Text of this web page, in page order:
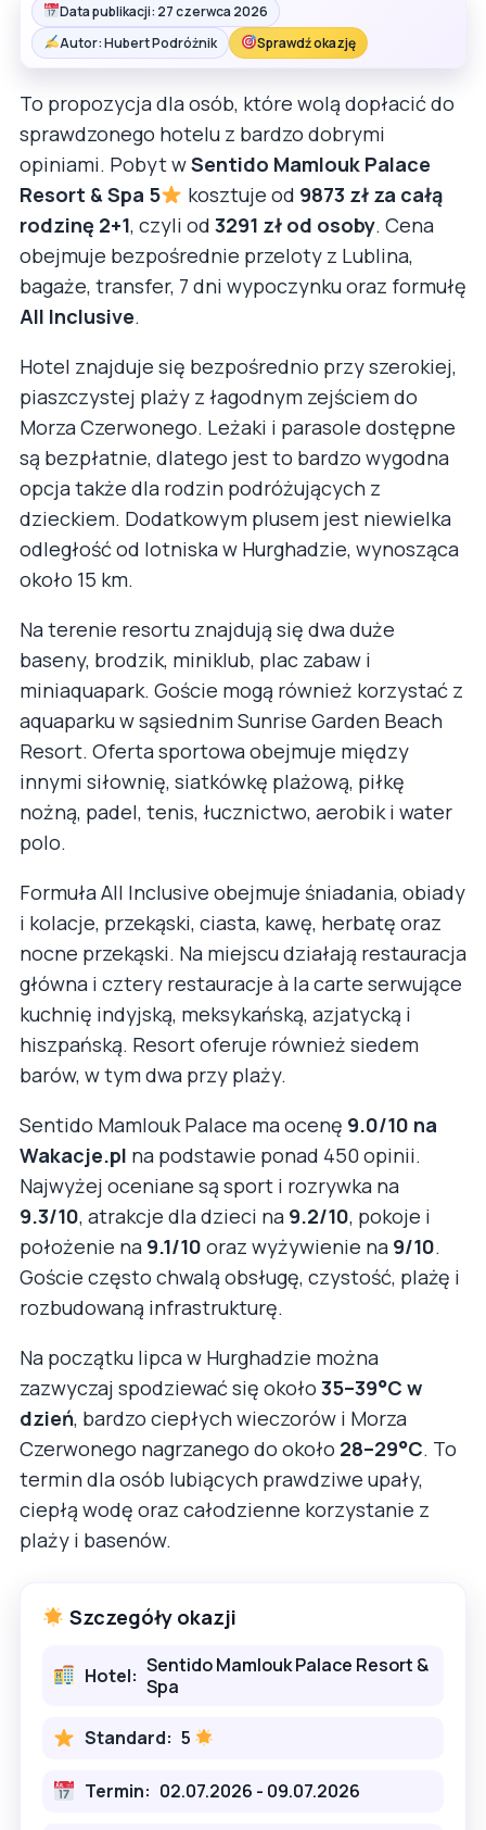
Data publikacji: 27 czerwca 2026
Autor: Hubert Podróżnik
Sprawdź okazję
To propozycja dla osób, które wolą dopłacić do
sprawdzonego hotelu z bardzo dobrymi
opiniami. Pobyt wSentido Mamlouk Palace
Resort & Spa 5
kosztuje od 9873 zł za całą
rodzinę 2+1, czyli od 3291 zł od osoby. Cena
obejmuje bezpośrednie przeloty z Lublina,
bagaże, transfer, 7 dni wypoczynku oraz formułę
All Inclusive.
Hotel znajduje się bezpośrednio przy szerokiej,
piaszczystej plaży z łagodnym zejściem do
Morza Czerwonego. Leżaki i parasole dostępne
są bezpłatnie, dlatego jest to bardzo wygodna
opcja także dla rodzin podróżujących z
dzieckiem. Dodatkowym plusem jest niewielka
odległość od lotniska w Hurghadzie, wynosząca
około 15 km.
Na terenie resortu znajdują się dwa duże
baseny, brodzik, miniklub, plac zabaw i
miniaquapark. Goście mogą również korzystać z
aquaparku w sąsiednim Sunrise Garden Beach
Resort. Oferta sportowa obejmuje między
innymi siłownię, siatkówkę plażową, piłkę
nożną, padel, tenis, łucznictwo, aerobik i water
polo.
Formuła All Inclusive obejmuje śniadania, obiady
i kolacje, przekąski, ciasta, kawę, herbatę oraz
nocne przekąski. Na miejscu działają restauracja
główna i cztery restauracje à la carte serwujące
kuchnię indyjską, meksykańską, azjatycką i
hiszpańską. Resort oferuje również siedem
barów, w tym dwa przy plaży.
Sentido Mamlouk Palace ma ocenę 9.0/10 na
Wakacje.pl na podstawie ponad 450 opinii.
Najwyżej oceniane są sport i rozrywka na
9.3/10, atrakcje dla dzieci na 9.2/10, pokoje i
położenie na 9.1/10 oraz wyżywienie na 9/10.
Goście często chwalą obsługę, czystość, plażę i
rozbudowaną infrastrukturę.
Na początku lipca w Hurghadzie można
zazwyczaj spodziewać się około 35–39°C w
dzień, bardzo ciepłych wieczorów i Morza
Czerwonego nagrzanego do około 28–29°C. To
termin dla osób lubiących prawdziwe upały,
ciepłą wodę oraz całodzienne korzystanie z
plaży i basenów.
Szczegóły okazji
Hotel: Sentido Mamlouk Palace Resort &
Spa
Standard: 5
Termin: 02.07.2026 - 09.07.2026